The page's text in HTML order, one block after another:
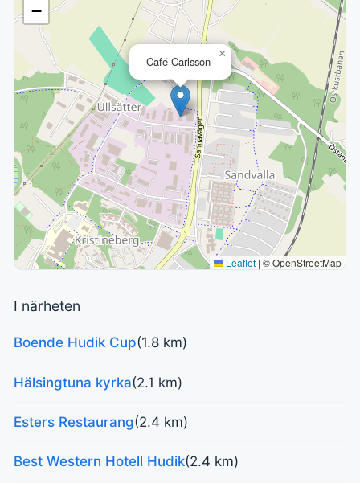
Café Carlsson
×
−
Leaflet | © OpenStreetMap
I närheten
Boende Hudik Cup(1.8 km)
Hälsingtuna kyrka(2.1 km)
Esters Restaurang(2.4 km)
Best Western Hotell Hudik(2.4 km)